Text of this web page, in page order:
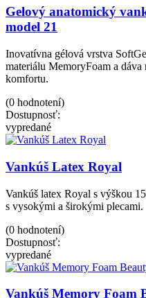
Gelový anatomický
model 21
Inovatívna gélová vrstva
materiálu MemoryFoam a
komfortu.
(0 hodnotení)
Dostupnosť:
vypredané
Vankúš Latex Royal
Vankúš latex Royal s výškou
s vysokými a širokými plecami.
(0 hodnotení)
Dostupnosť:
vypredané
Vankúš Memory Foam